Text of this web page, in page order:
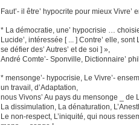
Faut’- il être’ hypocrite pour mieux Vivre’
* La démocratie, une’ hypocrisie …
Lucide’, intéressée [ ... ] Contre’ elle, sont
se défier des’ Autres’ et de soi ] »,
André Comte’- Sponville, Dictionnaire’
* mensonge’- hypocrisie, Le Vivre’-
un travail, d’Adaptation,
nous Vivons’ Au pays du mensonge _ de
La dissimulation, La dénaturation,
Le non-respect, L’iniquité, qui nous